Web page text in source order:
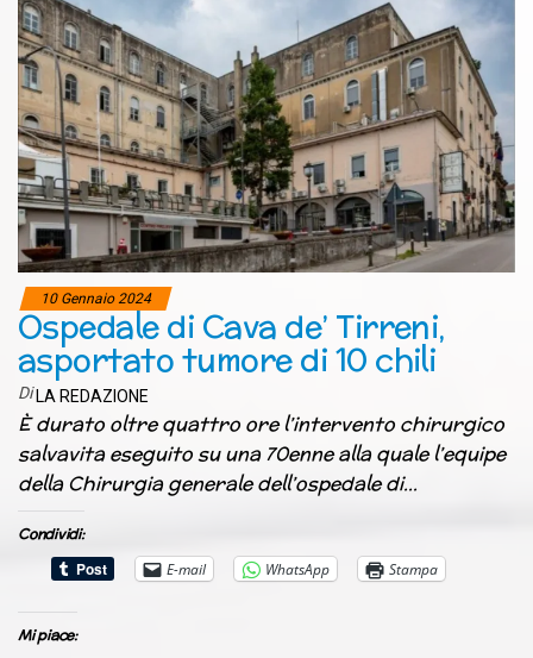
10 Gennaio 2024
Ospedale di Cava de’ Tirreni,
asportato tumore di 10 chili
Di LA REDAZIONE
È durato oltre quattro ore l’intervento chirurgico
salvavita eseguito su una 70enne alla quale l’equipe
della Chirurgia generale dell’ospedale di…
Condividi:
E-mail
WhatsApp Stampa
Mi piace: